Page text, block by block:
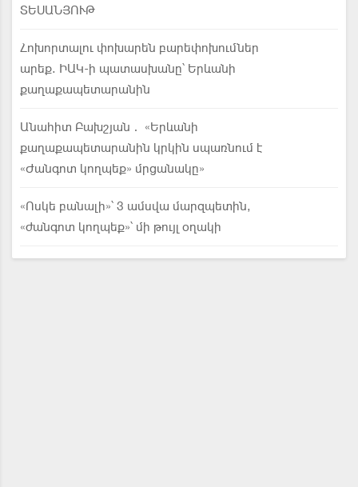
ՏԵՍԱՆՅՈՒԹ
Հոխորտալու փոխարեն բարեփոխումներ
արեք. ԻԱԿ-ի պատասխանը՝ Երևանի
քաղաքապետարանին
Անահիտ Բախշյան․ «Երևանի
քաղաքապետարանին կրկին սպառնում է
«Ժանգոտ կողպեք» մրցանակը»
«Ոսկե բանալի»՝ 3 ամսվա մարզպետին,
«ժանգոտ կողպեք»՝ մի թույլ օղակի